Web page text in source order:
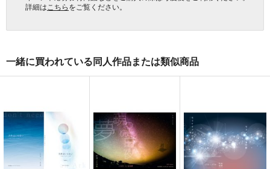
詳細は こちらをご覧ください。
一緒に買われている同人作品または類似商品